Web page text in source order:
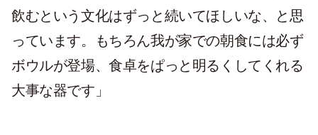
飲むという文化はずっと続いてほしいな、と思
っています。もちろん我が家での朝食には必ず
ボウルが登場、食卓をぱっと明るくしてくれる
大事な器です」